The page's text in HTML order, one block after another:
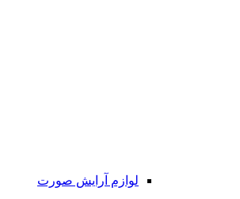
لوازم آرایش صورت